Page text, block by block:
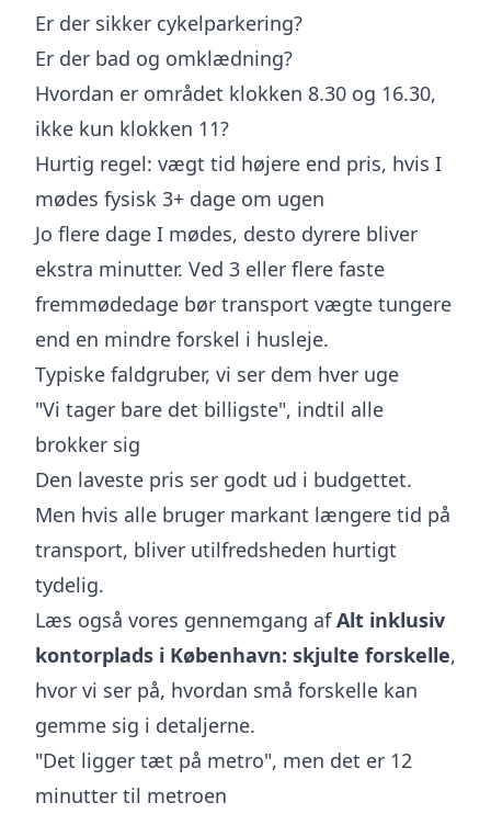
Er der sikker cykelparkering?
Er der bad og omklædning?
Hvordan er området klokken 8.30 og 16.30,
ikke kun klokken 11?
Hurtig regel: vægt tid højere end pris, hvis I
mødes fysisk 3+ dage om ugen
Jo flere dage I mødes, desto dyrere bliver
ekstra minutter. Ved 3 eller flere faste
fremmødedage bør transport vægte tungere
end en mindre forskel i husleje.
Typiske faldgruber, vi ser dem hver uge
"Vi tager bare det billigste", indtil alle
brokker sig
Den laveste pris ser godt ud i budgettet.
Men hvis alle bruger markant længere tid på
transport, bliver utilfredsheden hurtigt
tydelig.
Læs også vores gennemgang afAlt inklusiv
kontorplads i København: skjulte forskelle,
hvor vi ser på, hvordan små forskelle kan
gemme sig i detaljerne.
"Det ligger tæt på metro", men det er 12
minutter til metroen